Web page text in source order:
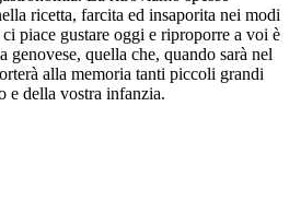
ricetta, farcita ed insaporita nei modi
piace gustare oggi e riproporre a voi è
genovese, quella che, quando sarà nel
alla memoria tanti piccoli grandi
e della vostra infanzia.